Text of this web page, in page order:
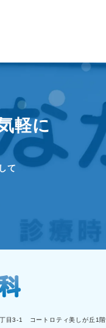
軽に
て
目3-1 コートロティ美しが丘1階